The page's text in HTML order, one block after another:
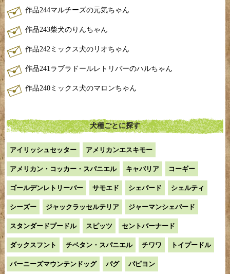
作品244マルチーズの元気ちゃん
作品243柴犬のりんちゃん
作品242ミックス犬のリオちゃん
作品241ラブラドールレトリバーのハルちゃん
作品240ミックス犬のマロンちゃん
犬種ごとに探す
アイリッシュセッター アメリカンエスキモー
アメリカン・コッカー・スパニエル キャバリア コーギー
ゴールデンレトリーバー サモエド シェパード シェルティ
シーズー ジャックラッセルテリア ジャーマンシェパード
スタンダードプードル スピッツ セントバーナード
ダックスフント チベタン・スパニエル チワワ トイプードル
バーニーズマウンテンドッグ パグ パピヨン